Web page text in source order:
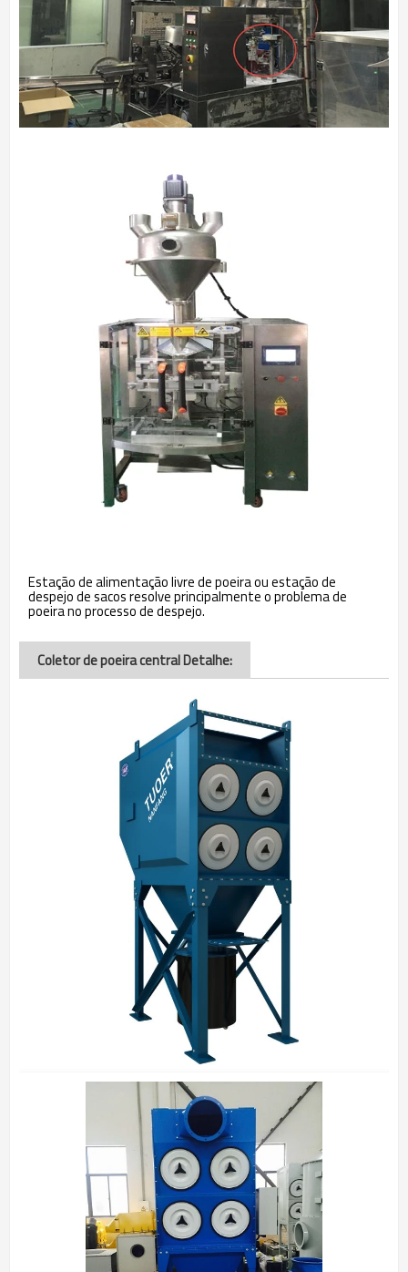
Estação de alimentação livre de poeira ou estação de
despejo de sacos resolve principalmente o problema de
poeira no processo de despejo.
Coletor de poeira central Detalhe: